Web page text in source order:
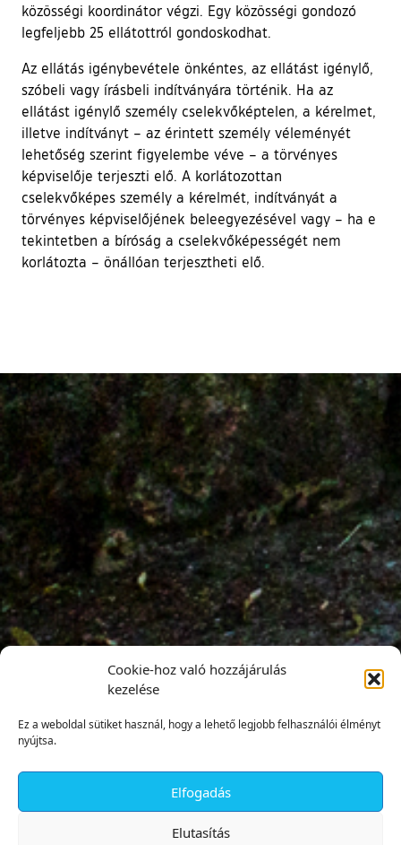
Cookie-hoz való hozzájárulás
kezelése
Ez a weboldal sütiket használ, hogy a lehető legjobb felhasználói élményt
nyújtsa.
Elfogadás
Elutasítás
közösségi koordinátor végzi. Egy közösségi gondozó
legfeljebb 25 ellátottról gondoskodhat.
Az ellátás igénybevétele önkéntes, az ellátást igénylő,
szóbeli vagy írásbeli indítványára történik. Ha az
ellátást igénylő személy cselekvőképtelen, a kérelmet,
illetve indítványt – az érintett személy véleményét
lehetőség szerint figyelembe véve – a törvényes
képviselője terjeszti elő. A korlátozottan
cselekvőképes személy a kérelmét, indítványát a
törvényes képviselőjének beleegyezésével vagy – ha e
tekintetben a bíróság a cselekvőképességét nem
korlátozta – önállóan terjesztheti elő.
✕